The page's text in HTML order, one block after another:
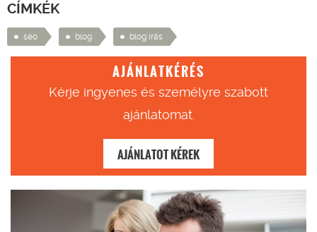
CÍMKÉK
seo blog blog írás
AJÁNLATKÉRÉS
Kérje ingyenes és személyre szabott
ajánlatomat.
AJÁNLATOT KÉREK